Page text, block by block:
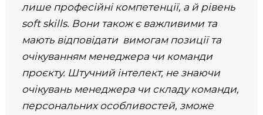
лише професійні компетенції, а й рівень
soft skills. Вони також є важливими та
мають відповідати вимогам позиції та
очікуванням менеджера чи команди
проєкту. Штучний інтелект, не знаючи
очікувань менеджера чи складу команди,
персональних особливостей, зможе